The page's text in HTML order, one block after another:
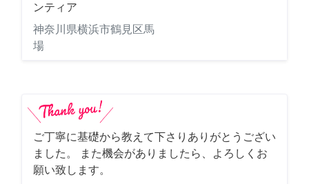
ンティア
神奈川県横浜市鶴見区馬
場
ご丁寧に基礎から教えて下さりありがとうござい
ました。 また機会がありましたら、よろしくお
願い致します。